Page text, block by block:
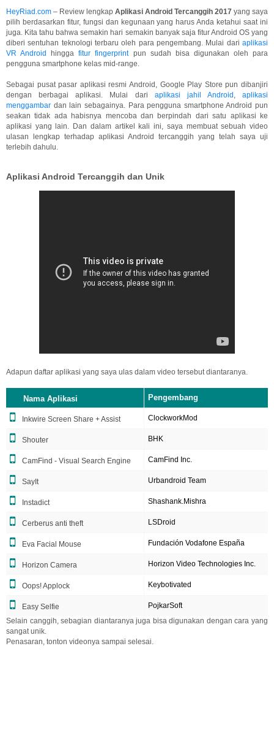
HeyRiad.com – Review lengkap Aplikasi Android Tercanggih 2017 yang saya
pilih berdasarkan fitur, fungsi dan kegunaan yang harus Anda ketahui saat ini
juga. Kita tahu bahwa semakin hari semakin banyak saja fitur Android OS yang
diberi sentuhan teknologi terbaru oleh para pengembang. Mulai dari aplikasi
VR Android
hinggafitur fingerprintpun sudah bisa digunakan oleh para
pengguna smartphone kelas mid-range.
Sebagai pusat pasar aplikasi resmi Android, Google Play Store pun dibanjiri
dengan berbagai aplikasi. Mulai dari aplikasi jahil Android , aplikasi
menggambar dan lain sebagainya. Para pengguna smartphone Android pun
seakan tidak ada habisnya mencoba dan berpindah dari satu aplikasi ke
aplikasi yang lain. Dan dalam artikel kali ini, saya membuat sebuah video
ulasan lengkap terhadap aplikasi Android tercanggih yang telah saya uji
terlebih dahulu.
Aplikasi Android Tercanggih dan Unik
Adapun daftar aplikasi yang saya ulas dalam video tersebut diantaranya.
Nama Aplikasi Pengembang
Inkwire Screen Share + Assist ClockworkMod
Shouter BHK
CamFind - Visual Search Engine CamFind Inc.
SayIt Urbandroid Team
Instadict Shashank.Mishra
Cerberus anti theft LSDroid
Eva Facial Mouse Fundación Vodafone España
Horizon Camera Horizon Video Technologies Inc.
Oops! Applock Keybotivated
Easy Selfie
PojkarSoft
Selain canggih, sebagian diantaranya juga bisa digunakan dengan cara yang
sangat unik.
Penasaran, tonton videonya sampai selesai.